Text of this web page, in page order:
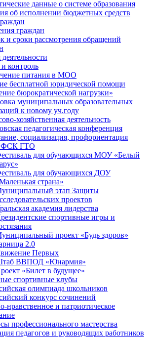
данные о системе образования
об исполнении бюджетных средств
граждан
и сроки рассмотрения обращений
контроль
питания в МОО
бесплатной юридической помощи
бюрократической нагрузки»
муниципальных образовательных
к новому уч.году
хозяйственная деятельность
педагогическая конференция
социализация, профориентация
ГТО
для обучающихся МОУ «Белый
для обучающихся ДОУ
страна»
этап Защиты
проектов
академия лидерства
спортивные игры и
проект «Будь здоров»
2.0
Первых
ВВПОД «Юнармия»
«Билет в будущее»
спортивные клубы
олимпиада школьников
конкурс сочинений
нравственное и патриотическое
профессионального мастерства
педагогов и руководящих работников